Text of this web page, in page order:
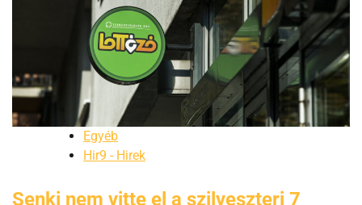
Egyéb
Hir9 - Hirek
Senki nem vitte el a szilveszteri 7